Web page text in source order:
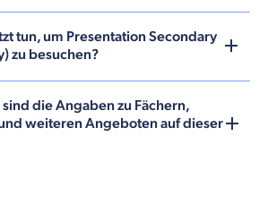
tun, um Presentation Secondary
zu besuchen?
die Angaben zu Fächern,
weiteren Angeboten auf dieser